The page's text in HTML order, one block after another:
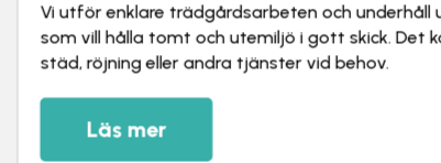
Vi utför enklare trädgårdsarbeten och underhåll
som vill hålla tomt och utemiljö i gott skick. Det
städ, röjning eller andra tjänster vid behov.
Läs mer